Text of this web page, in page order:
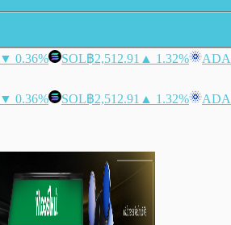
▼ 0.36% SOL฿2,512.91 ▲ 1.32% ADA
▼ 0.36% SOL฿2,512.91 ▲ 1.32% ADA